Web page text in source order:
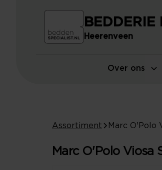
Over ons
BEDDERIE
Heerenveen
Assortiment
Marc O'Polo Viosa